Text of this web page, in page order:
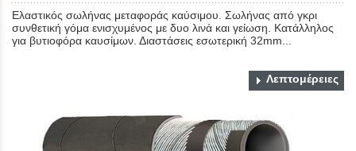
Ελαστικός σωλήνας μεταφοράς καύσιμου. Σωλήνας από γκρι
συνθετική γόμα ενισχυμένος με δυο λινά και γείωση. Κατάλληλος
για βυτιοφόρα καυσίμων. Διαστάσεις εσωτερική 32mm...
Λεπτομέρειες